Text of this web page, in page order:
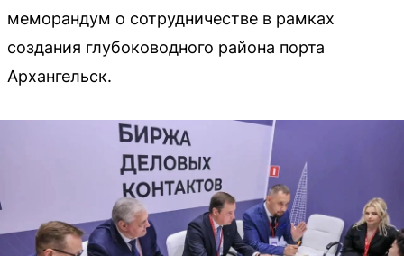
меморандум о сотрудничестве в рамках
создания глубоководного района порта
Архангельск.